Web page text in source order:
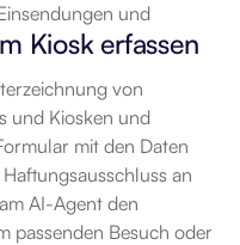
und
Kiosk erfassen
von
und Kiosken und
mit den Daten
an
AI-Agent den
passenden Besuch oder